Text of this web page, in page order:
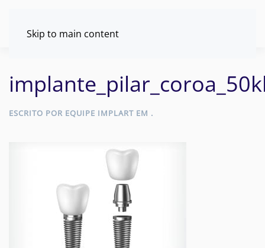
Skip to main content
ESCRITO POR EQUIPE IMPLART EM .